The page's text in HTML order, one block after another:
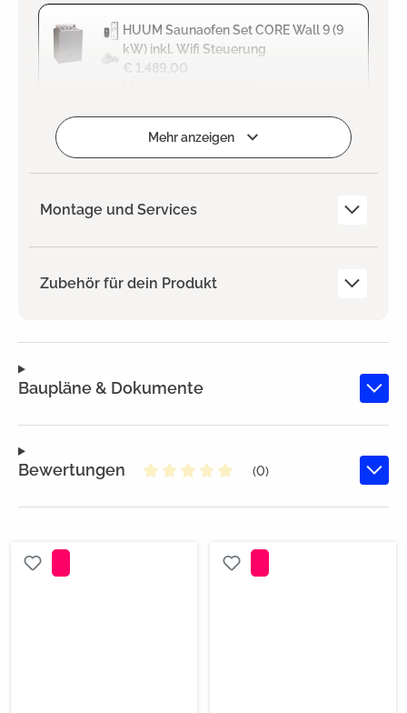
HUUM Saunaofen Set CORE Wall 9 (9
kW) inkl. Wifi Steuerung
€ 1.489,00
Zum Projekt hinzufügen
Mehr anzeigen
Montage und Services
Zubehör für dein Produkt
Baupläne & Dokumente
Bewertungen
(0)